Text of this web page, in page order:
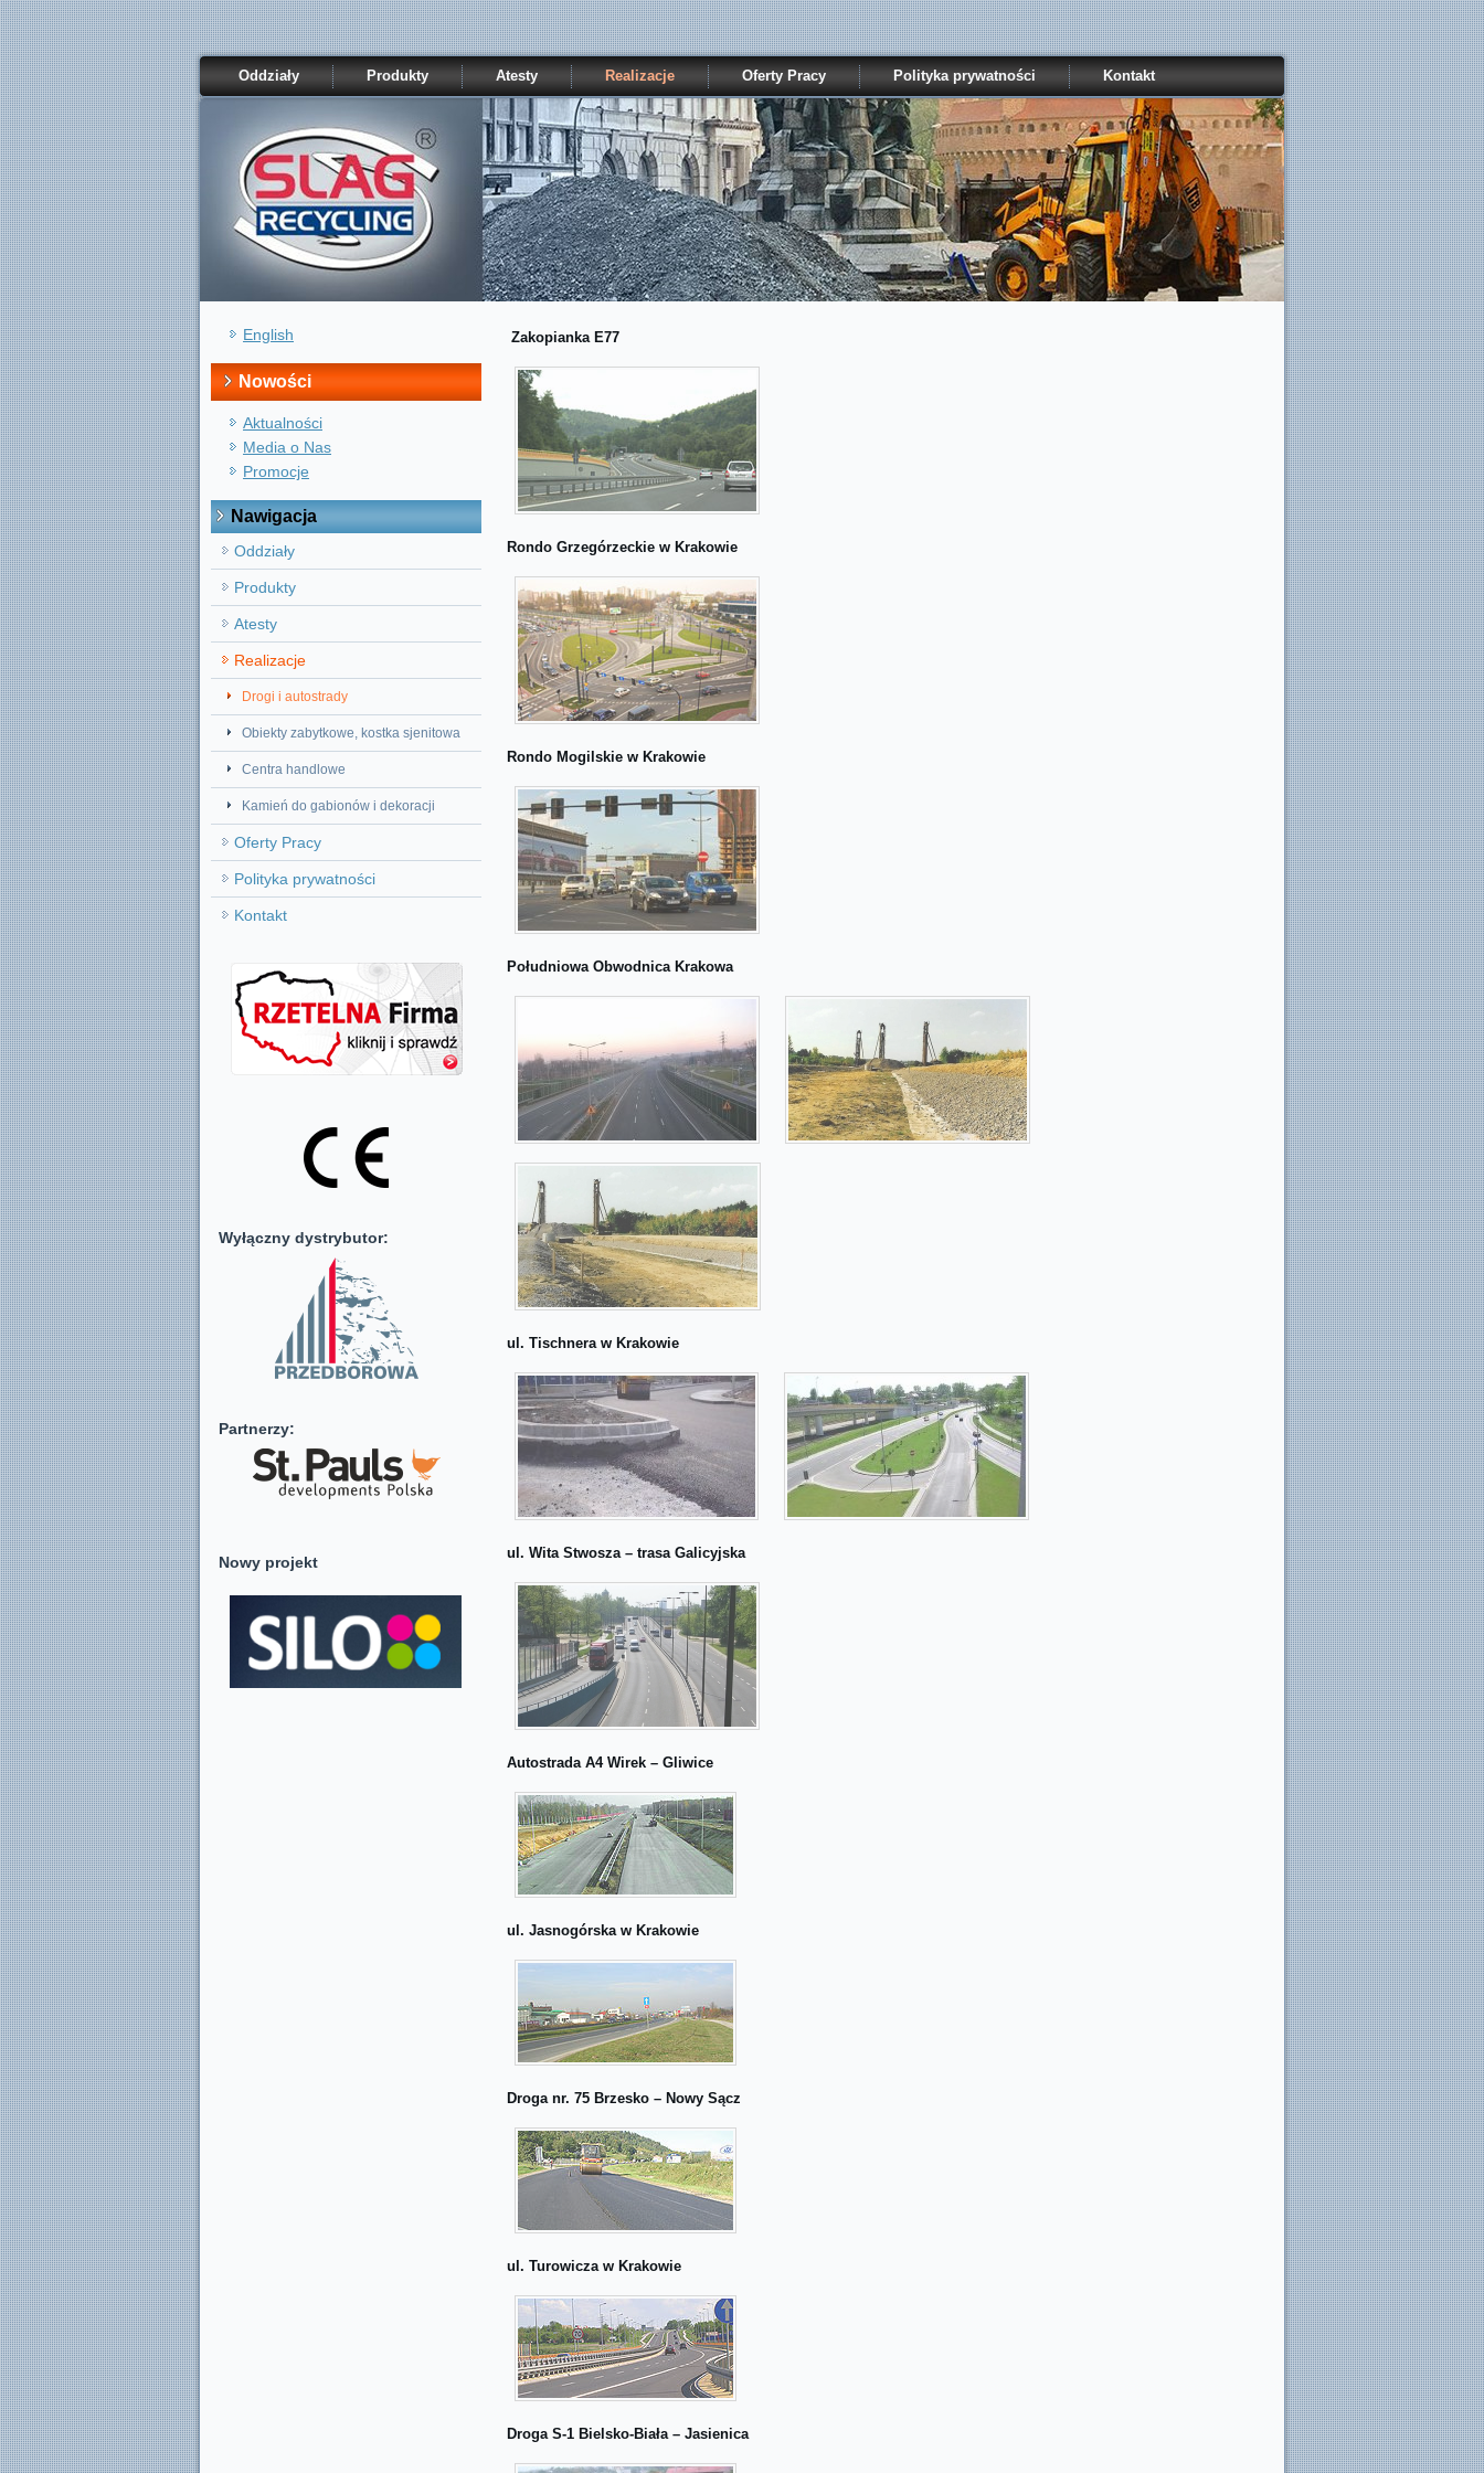
Oddziały Produkty Atesty Realizacje Oferty Pracy Polityka prywatności Kontakt
English
Nowości
Aktualności
Media o Nas
Promocje
Nawigacja
Oddziały
Produkty
Atesty
Realizacje
Drogi i autostrady
Obiekty zabytkowe, kostka sjenitowa
Centra handlowe
Kamień do gabionów i dekoracji
Oferty Pracy
Polityka prywatności
Kontakt
Wyłączny dystrybutor:
Partnerzy:
Nowy projekt
Zakopianka E77
Rondo Grzegórzeckie w Krakowie
Rondo Mogilskie w Krakowie
Południowa Obwodnica Krakowa
ul. Tischnera w Krakowie
ul. Wita Stwosza – trasa Galicyjska
Autostrada A4 Wirek – Gliwice
ul. Jasnogórska w Krakowie
Droga nr. 75 Brzesko – Nowy Sącz
ul. Turowicza w Krakowie
Droga S-1 Bielsko-Biała – Jasienica